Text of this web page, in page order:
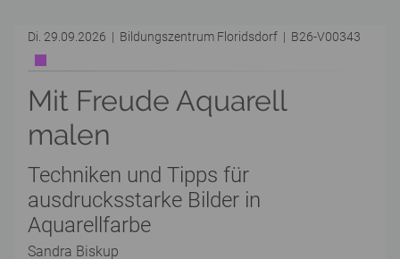
Di. 29.09.2026 | Bildungszentrum Floridsdorf | B26-V00343
Mit Freude Aquarell
malen
Techniken und Tipps für
ausdrucksstarke Bilder in
Aquarellfarbe
Sandra Biskup